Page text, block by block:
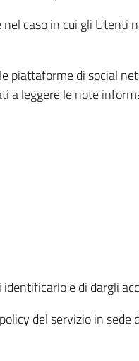
caso in cui gli Utenti
piattaforme di social
a leggere le note
e di dargli
del servizio in sede